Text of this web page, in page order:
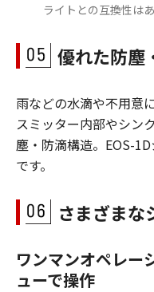
ライトとの互換性はあ
優れた防塵
雨などの水滴や不用意
スミッター内部やシン
塵・防滴構造。EOS-
です。
さまざまな
ワンマンオペレー
ューで操作